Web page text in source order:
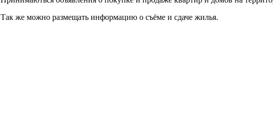
Так же можно размещать информацию о съёме и сдаче жилья.